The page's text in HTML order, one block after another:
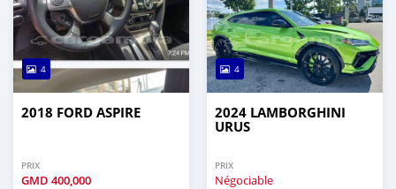
4
2018 FORD ASPIRE
PRIX
GMD 400,000
4
2024 LAMBORGHINI
URUS
PRIX
Négociable